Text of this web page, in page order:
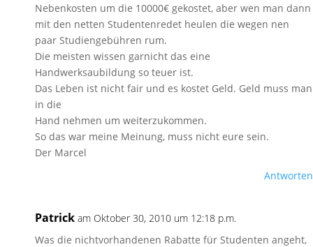
Nebenkosten um die 10000€ gekostet, aber wen man dann
mit den netten Studentenredet heulen die wegen nen
paar Studiengebühren rum.
Die meisten wissen garnicht das eine
Handwerksaubildung so teuer ist.
Das Leben ist nicht fair und es kostet Geld. Geld muss man
in die
Hand nehmen um weiterzukommen.
So das war meine Meinung, muss nicht eure sein.
Der Marcel
Antworten
Patrick am Oktober 30, 2010 um 12:18 p.m.
Was die nichtvorhandenen Rabatte für Studenten angeht,